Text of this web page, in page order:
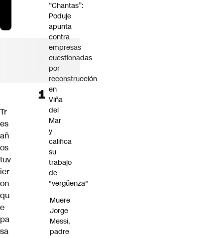
Tr
es
añ
os
tuv
ier
on
qu
e
pa
sa
“Chantas”:
Poduje
apunta
contra
empresas
cuestionadas
por
reconstrucción
en
Viña
del
Mar
y
califica
su
trabajo
de
"vergüenza"
Muere
Jorge
Messi,
padre